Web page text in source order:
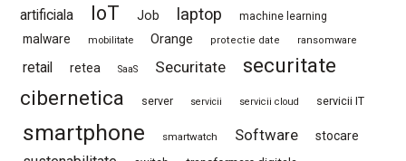
artificiala
IoT Job laptop machine learning
malware mobilitate Orange protectie date ransomware
retail retea SaaS Securitate
securitate
cibernetica
server servicii servicii cloud servicii IT
smartphone smartwatch Software stocare